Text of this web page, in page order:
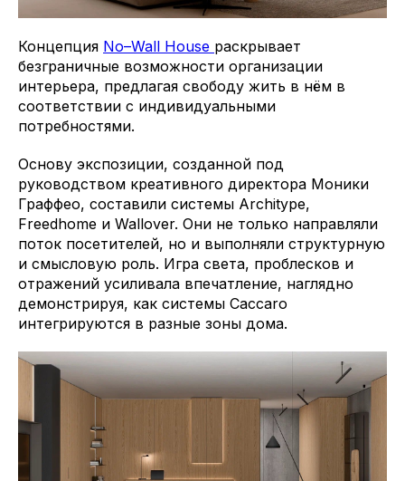
Концепция No–Wall House раскрывает
безграничные возможности организации
интерьера, предлагая свободу жить в нём в
соответствии с индивидуальными
потребностями.
Основу экспозиции, созданной под
руководством креативного директора Моники
Граффео, составили системы Architype,
Freedhome и Wallover. Они не только направляли
поток посетителей, но и выполняли структурную
и смысловую роль. Игра света, проблесков и
отражений усиливала впечатление, наглядно
демонстрируя, как системы Caccaro
интегрируются в разные зоны дома.